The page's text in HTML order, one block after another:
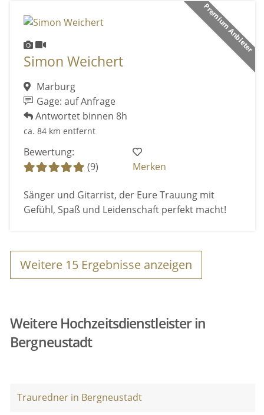
Premium Anbieter
Simon Weichert
Marburg
Gage: auf Anfrage
Antwortet binnen 8h
ca. 84 km entfernt
Bewertung:
(9)
Merken
Sänger und Gitarrist, der Eure Trauung mit
Gefühl, Spaß und Leidenschaft perfekt macht!
Weitere 15 Ergebnisse anzeigen
Weitere Hochzeitsdienstleister in
Bergneustadt
Trauredner in Bergneustadt